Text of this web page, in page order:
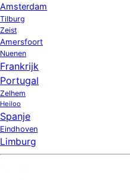
Amsterdam
Tilburg
Zeist
Amersfoort
Nuenen
Frankrijk
Portugal
Zelhem
Heiloo
Spanje
Eindhoven
Limburg